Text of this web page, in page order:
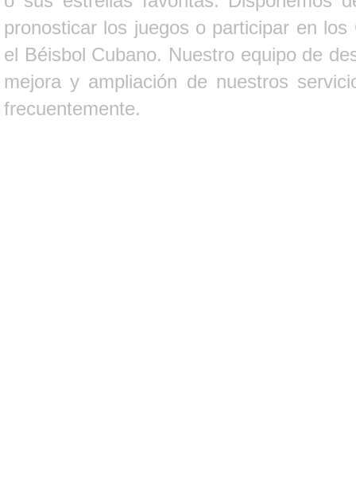
pronosticar los juegos o participar en
el Béisbol Cubano. Nuestro equipo de
mejora y ampliación de nuestros
frecuentemente.